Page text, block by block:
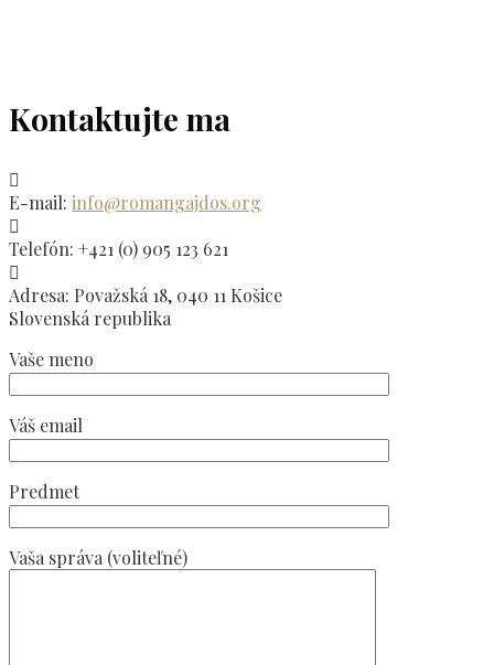
Kontaktujte ma
E-mail: info@romangajdos.org
Telefón: +421 (0) 905 123 621
Adresa: Považská 18, 040 11 Košice
Slovenská republika
Vaše meno
Váš email
Predmet
Vaša správa (voliteľné)